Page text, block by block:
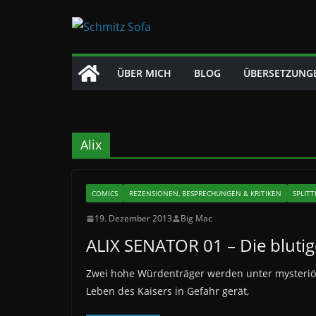
ÜBER MICH BLOG
Alix
COMICS REZENSIONEN, BESPRECHUNGEN & KRITIKEN
19. Dezember 2013 Big Mac
ALIX SENATOR 01 – Die
Zwei hohe Würdenträger werden unter
Leben des Kaisers in Gefahr gerät,